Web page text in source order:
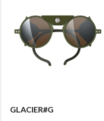
GLACIER#G